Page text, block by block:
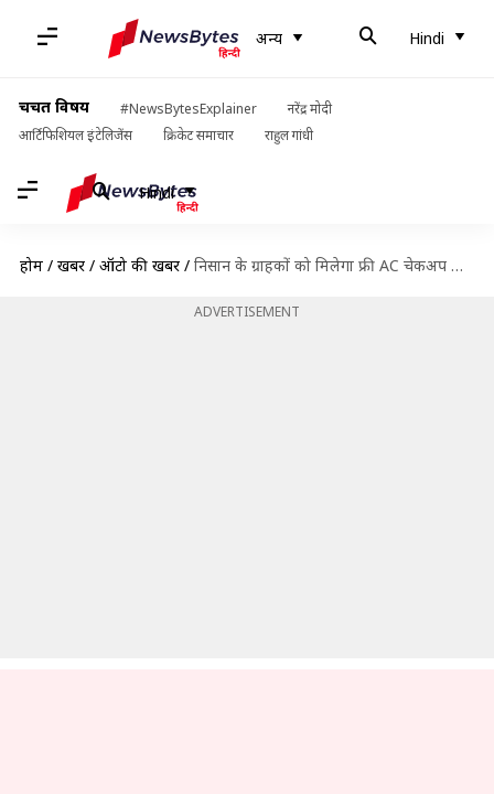
अन्य Hindi
चर्चित विषय #NewsBytesExplainer
नरेंद्र मोदी
आर्टिफिशियल इंटेलिजेंस
क्रिकेट समाचार राहुल गांधी
Hindi
होम / खबरें / ऑटो की खबरें / निसान के ग्राहकों को मिलेगा फ्री AC चेकअप कैंप का फायदा
ADVERTISEMENT